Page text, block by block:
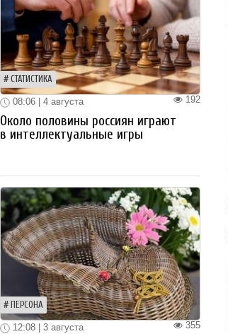
СТАТИСТИКА
192
08:06 | 4 августа
Около половины россиян играют
в интеллектуальные игры
ПЕРСОНА
355
12:08 | 3 августа